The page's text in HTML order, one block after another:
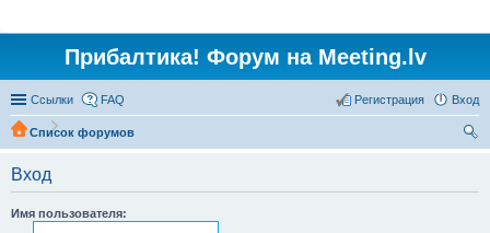
Прибалтика! Форум на Meeting.lv
Ссылки FAQ Вход
Регистрация
Список форумов
Вход
Имя пользователя: